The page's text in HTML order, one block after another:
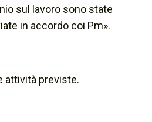
sul lavoro sono state
in accordo coi Pm».
attività previste.